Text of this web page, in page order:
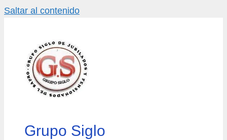
Saltar al contenido
Grupo Siglo